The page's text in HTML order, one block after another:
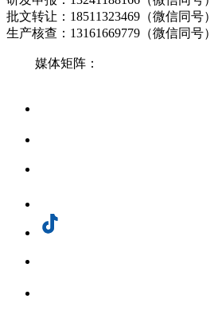
批文转让：18511323469（微信同号）
生产核查：13161669779（微信同号）
媒体矩阵：